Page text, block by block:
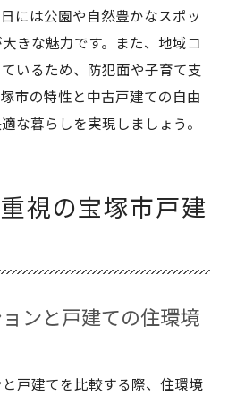
には公園や自然豊かなスポッ
きな魅力です。また、地域コ
いるため、防犯面や子育て支
市の特性と中古戸建ての自由
な暮らしを実現しましょう。
視の宝塚市戸建
ンと戸建ての住環境
戸建てを比較する際、住環境